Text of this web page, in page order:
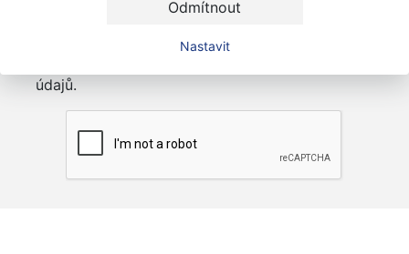
Odmítnout
Nastavit
údajů.